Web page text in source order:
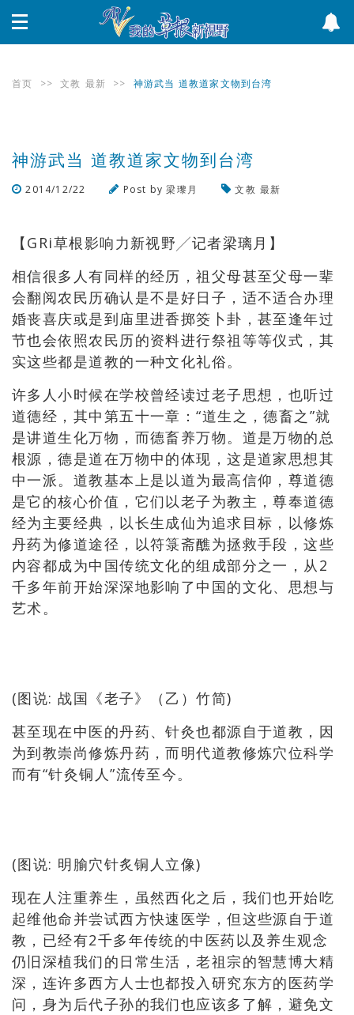
首页 >> 文教 最新 >> 神游武当 道教道家文物到台湾
神游武当 道教道家文物到台湾
2014/12/22 Post by梁瓈月 文教 最新
【GRi草根影响力新视野╱记者梁璃月】
相信很多人有同样的经历，祖父母甚至父母一辈
会翻阅农民历确认是不是好日子，适不适合办理
婚丧喜庆或是到庙里进香掷筊卜卦，甚至逢年过
节也会依照农民历的资料进行祭祖等等仪式，其
实这些都是道教的一种文化礼俗。
许多人小时候在学校曾经读过老子思想，也听过
道德经，其中第五十一章：“道生之，德畜之”就
是讲道生化万物，而德畜养万物。道是万物的总
根源，德是道在万物中的体现，这是道家思想其
中一派。道教基本上是以道为最高信仰，尊道德
是它的核心价值，它们以老子为教主，尊奉道德
经为主要经典，以长生成仙为追求目标，以修炼
丹药为修道途径，以符箓斋醮为拯救手段，这些
内容都成为中国传统文化的组成部分之一，从2
千多年前开始深深地影响了中国的文化、思想与
艺术。
(图说: 战国《老子》（乙）竹简)
甚至现在中医的丹药、针灸也都源自于道教，因
为到教崇尚修炼丹药，而明代道教修炼穴位科学
而有“针灸铜人”流传至今。
(图说: 明腧穴针炙铜人立像)
现在人注重养生，虽然西化之后，我们也开始吃
起维他命并尝试西方快速医学，但这些源自于道
教，已经有2千多年传统的中医药以及养生观念
仍旧深植我们的日常生活，老祖宗的智慧博大精
深，连许多西方人士也都投入研究东方的医药学
问，身为后代子孙的我们也应该多了解，避免文